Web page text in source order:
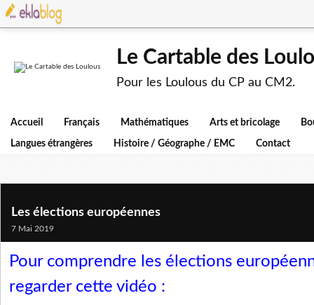
Le Cartable des
Pour les Loulous du CP au CM2.
Accueil Français Mathématiques Arts et bricolage
Langues étrangères Histoire / Géographe / EMC Contact
Les élections européennes
7 Mai 2019
Pour comprendre les élections
regarder cette vidéo :